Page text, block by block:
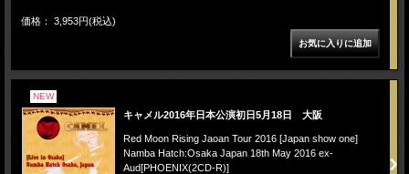
価格： 3,953円(税込)
NEW
キャメル2016年日本公演初日5月18日 大阪
Red Moon Rising Jaoan Tour 2016 [Japan show one]
Namba Hatch:Osaka Japan 18th May 2016 ex-
Aud[PHOENIX(2CD-R)]